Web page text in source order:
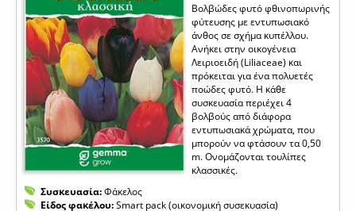
Βολβώδες φυτό φθινοπωρινής
φύτευσης με εντυπωσιακό
άνθος σε σχήμα κυπέλλου.
Ανήκει στην οικογένεια
Λειριοειδή (Liliaceae) και
πρόκειται για ένα πολυετές
ποώδες φυτό. Η κάθε
συσκευασία περιέχει 4
βολβούς από διάφορα
εντυπωσιακά χρώματα, που
μπορούν να φτάσουν τα 0,50
m. Ονομάζονται τουλίπες
κλασσικές.
Συσκευασία:Φάκελος
Είδος φακέλου:Smart pack (οικονομική συσεκυασία)